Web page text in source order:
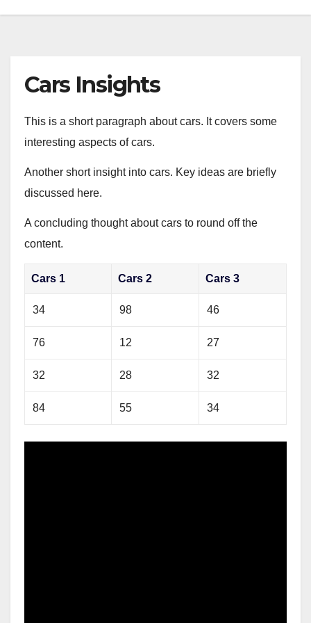
Cars Insights
This is a short paragraph about cars. It covers some
interesting aspects of cars.
Another short insight into cars. Key ideas are briefly
discussed here.
A concluding thought about cars to round off the
content.
Cars 1 Cars 2 Cars 3
34 98 46
76 12 27
32 28 32
84 55 34